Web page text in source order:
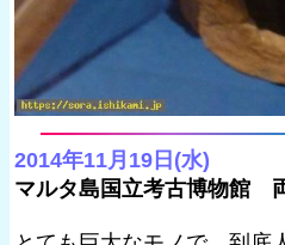
2014年11月19日(水)
マルタ島国立考古博物館